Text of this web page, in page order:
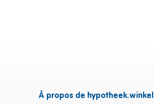
À propos de hypotheek.winkel